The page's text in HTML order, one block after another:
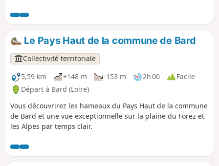
vélo mais aussi à pied, cette ancienne voie ferrée depuis
Saint-Marcellin-en-Forez jusqu'à Estivareilles. Tout au long
de cette "Aventure du rail", on peut admirer des vestiges
architecturaux laissés par cette voie.
Le Pays Haut de la commune de Bard
Collectivité territoriale
5,59 km
+148 m -153 m 2h 00
Facile
Départ à Bard (Loire)
Vous découvrirez les hameaux du Pays Haut de la commune
de Bard et une vue exceptionnelle sur la plaine du Forez et
les Alpes par temps clair.